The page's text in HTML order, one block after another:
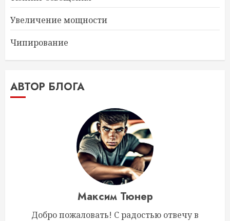
Увеличение мощности
Чипирование
АВТОР БЛОГА
Максим Тюнер
Добро пожаловать! С радостью отвечу в